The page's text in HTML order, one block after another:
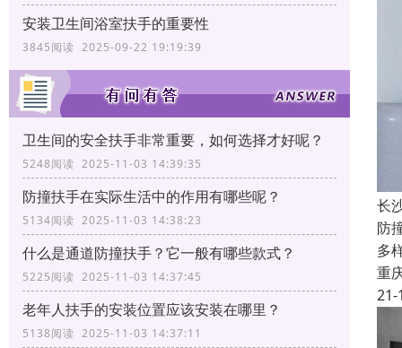
安装卫生间浴室扶手的重要性
3845阅读 2025-09-22 19:19:39
卫生间的安全扶手非常重要，如何选择才好呢？
5248阅读 2025-11-03 14:39:35
防撞扶手在实际生活中的作用有哪些呢？
5134阅读 2025-11-03 14:38:23
什么是通道防撞扶手？它一般有哪些款式？
5225阅读 2025-11-03 14:37:45
老年人扶手的安装位置应该安装在哪里？
5138阅读 2025-11-03 14:37:11
长
防
多
重
21-